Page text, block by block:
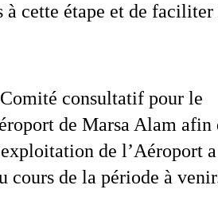
à cette étape et de faciliter
consultatif pour le
de Marsa Alam afin
de l’Aéroport
cours de la période à